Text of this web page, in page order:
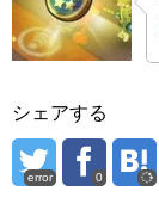
シェアする
error 0